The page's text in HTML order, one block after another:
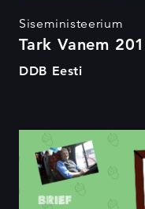
Siseministeerium
Tark Vanem
DDB Eesti